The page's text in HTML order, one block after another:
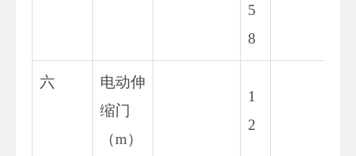
5
8
六
电动伸
缩门
（m）
1
2